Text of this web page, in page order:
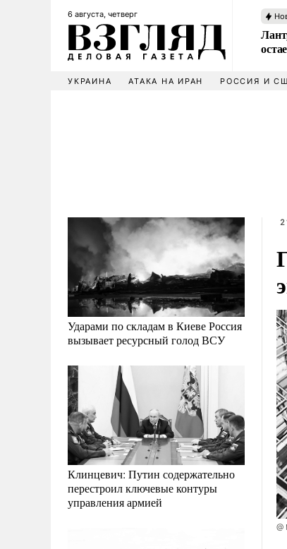
6 августа, четверг
УКРАИНА АТАКА НА ИРАН РОССИЯ И
Ударами по складам в Киеве Россия
вызывает ресурсный голод ВСУ
Клинцевич: Путин содержательно
перестроил ключевые контуры
управления армией
@